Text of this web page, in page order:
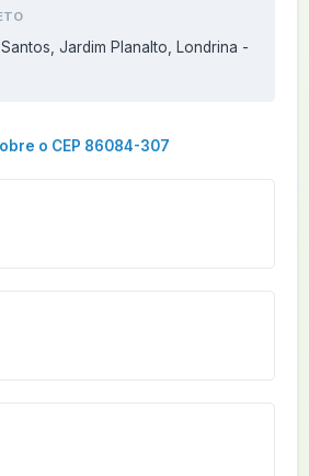
Jardim Planalto, Londrina -
o CEP 86084-307